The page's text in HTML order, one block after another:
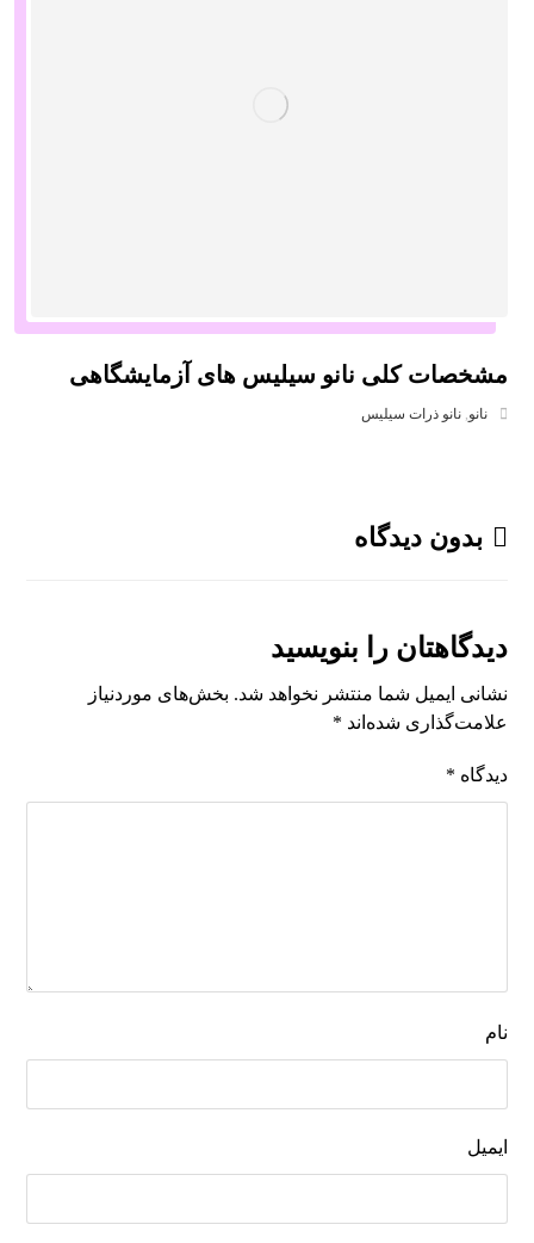
مشخصات کلی نانو سیلیس های آزمایشگاهی
نانو,نانو ذرات سیلیس
بدون دیدگاه
دیدگاهتان را بنویسید
نشانی ایمیل شما منتشر نخواهد شد. بخش‌های موردنیاز
علامت‌گذاری شده‌اند *
دیدگاه *
نام
ایمیل